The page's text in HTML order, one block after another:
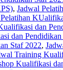
, Jadwal
dan
dan Pendidikan
Staf 2022,
Training
Kualifikasi